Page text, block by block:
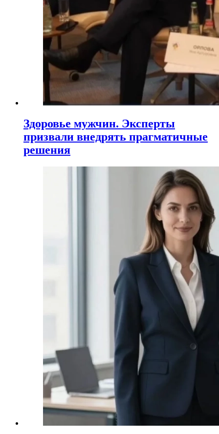
Здоровье мужчин. Эксперты
призвали внедрять прагматичные
решения